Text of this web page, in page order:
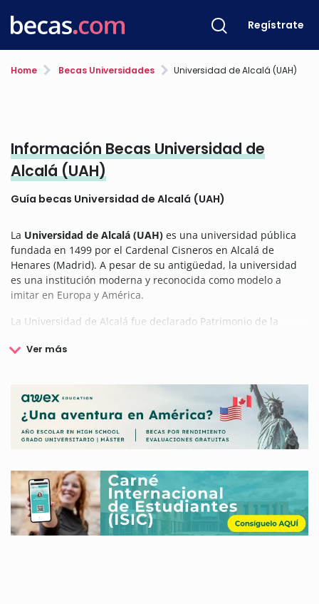
Regístrate
Home Becas Universidades Universidad de Alcalá (UAH)
Información Becas Universidad de
Alcalá (UAH)
Guía becas Universidad de Alcalá (UAH)
La Universidad de Alcalá (UAH) es una universidad pública
fundada en 1499 por el Cardenal Cisneros en Alcalá de
Henares (Madrid). A pesar de su antigüedad, la universidad
es una institución moderna y reconocida como modelo a
imitar en Europa y América.
La Universidad de Alcalá fue declarado Patrimonio de la
de sus históricos edificios. Además de poseer un patrimonio
conservado durante años su patrimonio intelectual y
cultural.La Universidad de Alcalá ofrece titulaciones en todos
los campos, humanistas, sociales y científicos sumando un
total de cuarenta titulaciones oficiales de Grado, setenta y
ocho estudios oficiales de posgrado y estudios de formación
La Universidad de Alcalá además ofrece un programa de
becas y ayudas dirigidas a sus estudiantes que estén
realizado sus estudios oficiales de Grado, Másteres y
Doctorado, personal docente e investigación. Entre las becas